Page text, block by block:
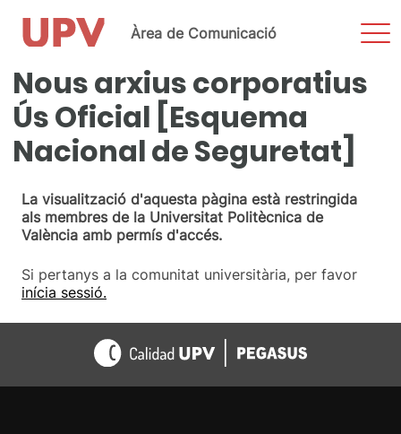
Vés
contingut
Àrea de Comunicació
Nous arxius corporatius
Ús Oficial [Esquema
Nacional de Seguretat]
La visualització d'aquesta pàgina està restringida
als membres de la Universitat Politècnica de
València amb permís d'accés.
Si pertanys a la comunitat universitària, per favor
inícia sessió.